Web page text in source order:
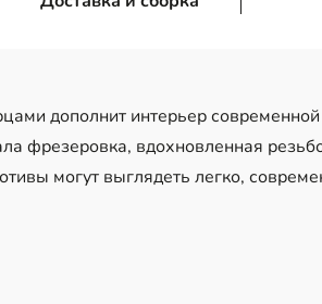
дополнит интерьер
фрезеровка, вдохновленная
могут выглядеть легко,